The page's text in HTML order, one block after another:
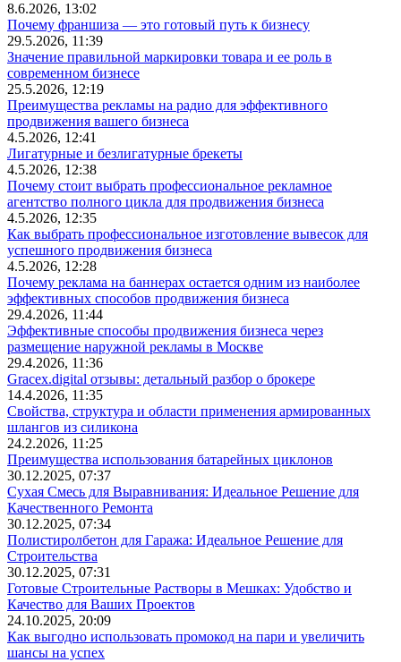
8.6.2026, 13:02
Почему франшиза — это готовый путь к бизнесу
29.5.2026, 11:39
Значение правильной маркировки товара и ее роль в
современном бизнесе
25.5.2026, 12:19
Преимущества рекламы на радио для эффективного
продвижения вашего бизнеса
4.5.2026, 12:41
Лигатурные и безлигатурные брекеты
4.5.2026, 12:38
Почему стоит выбрать профессиональное рекламное
агентство полного цикла для продвижения бизнеса
4.5.2026, 12:35
Как выбрать профессиональное изготовление вывесок для
успешного продвижения бизнеса
4.5.2026, 12:28
Почему реклама на баннерах остается одним из наиболее
эффективных способов продвижения бизнеса
29.4.2026, 11:44
Эффективные способы продвижения бизнеса через
размещение наружной рекламы в Москве
29.4.2026, 11:36
Gracex.digital отзывы: детальный разбор о брокере
14.4.2026, 11:35
Свойства, структура и области применения армированных
шлангов из силикона
24.2.2026, 11:25
Преимущества использования батарейных циклонов
30.12.2025, 07:37
Сухая Смесь для Выравнивания: Идеальное Решение для
Качественного Ремонта
30.12.2025, 07:34
Полистиролбетон для Гаража: Идеальное Решение для
Строительства
30.12.2025, 07:31
Готовые Строительные Растворы в Мешках: Удобство и
Качество для Ваших Проектов
24.10.2025, 20:09
Как выгодно использовать промокод на пари и увеличить
шансы на успех